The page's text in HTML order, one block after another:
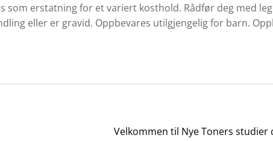
som erstatning for et variert kosthold. Rådfør deg med
eller er gravid. Oppbevares utilgjengelig for barn.
Velkommen til Nye Toners studier